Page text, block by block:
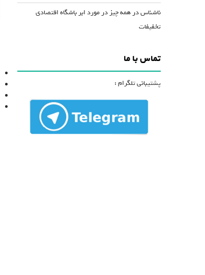
ناشناسدر همه چیز در مورد ابر باشگاه اقتصادی
تخفیفات
تماس با ما
پشتیبانی تلگرام :